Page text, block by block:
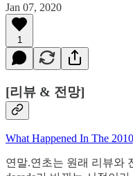
Jan 07, 2020
1
[리뷰 & 전망]
What Happened In The
연말.연초는 원래 리뷰와